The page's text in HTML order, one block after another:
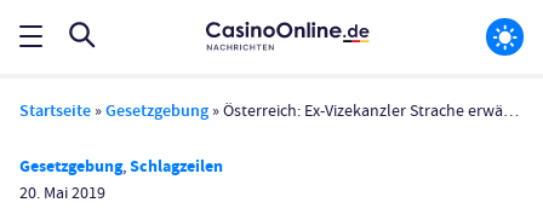
Startseite »Gesetzgebung »Österreich: Ex-Vizekanzler Strache erwähnt Novomatic im Zusammenhang mit Parteispenden
Gesetzgebung,Schlagzeilen
20. Mai 2019